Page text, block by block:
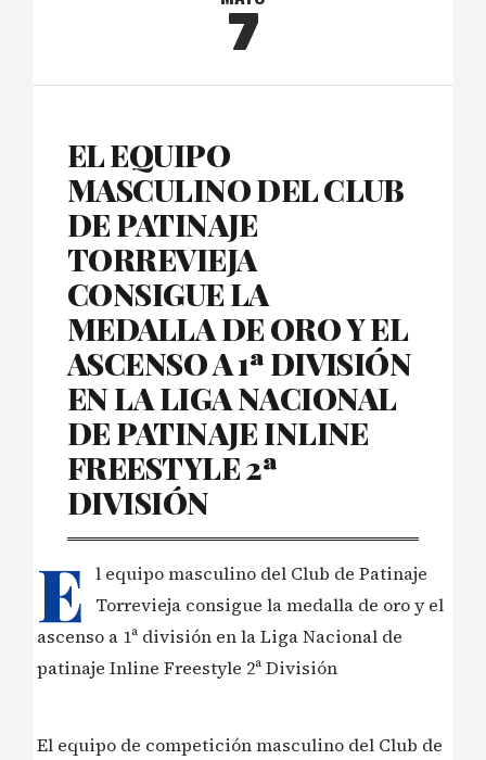
7
EL EQUIPO
MASCULINO DEL CLUB
DE PATINAJE
TORREVIEJA
CONSIGUE LA
MEDALLA DE ORO Y EL
ASCENSO A 1ª DIVISIÓN
EN LA LIGA NACIONAL
DE PATINAJE INLINE
FREESTYLE 2ª
DIVISIÓN
E l equipo masculino del Club de Patinaje
Torrevieja consigue la medalla de oro y el
ascenso a 1ª división en la Liga Nacional de
patinaje Inline Freestyle 2ª División
El equipo de competición masculino del Club de